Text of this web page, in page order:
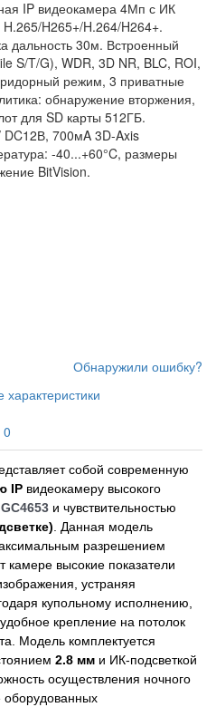
IP видеокамера 4Мп с ИК
H265+/H.264/H264+.
дальность 30м. Встроенный
S/T/G), WDR, 3D NR, BLC, ROI,
режим, 3 приватные
обнаружение вторжения,
для SD карты 512ГБ.
700мA 3D-Axis
-40...+60°C, размеры
BitVision.
Обнаружили ошибку?
характеристики
0
собой современную
IP видеокамеру высокого
и чувствительностью
. Данная модель
разрешением
камере высокие показатели
устраняя
купольному исполнению,
крепление на потолок
Модель комплектуется
2.8 мм и ИК-подсветкой
осуществления ночного
оборудованных